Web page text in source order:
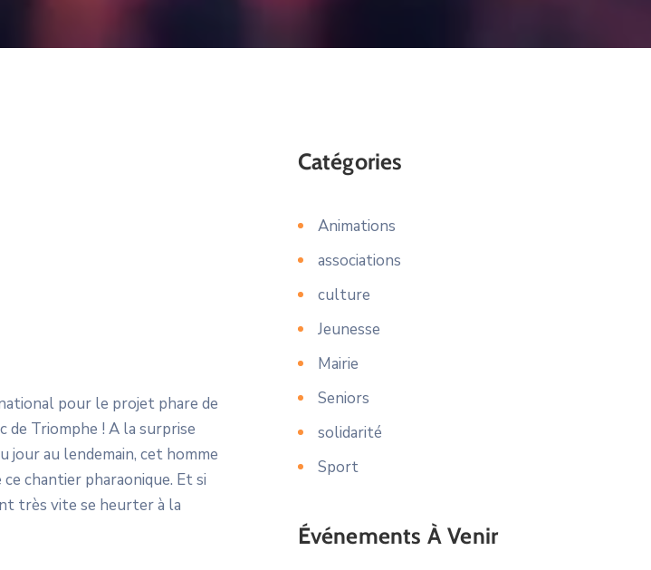
pour le projet phare de
de Triomphe ! A la surprise
au lendemain, cet homme
chantier pharaonique. Et si
très vite se heurter à la
Catégories
Animations
associations
culture
Jeunesse
Mairie
Seniors
solidarité
Sport
Événements À Venir